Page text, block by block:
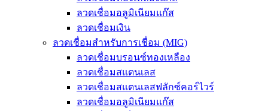
ลวดเชื่อมอลูมิเนียมแก๊ส
ลวดเชื่อมเงิน
ลวดเชื่อมสำหรับการเชื่อม (MIG)
ลวดเชื่อมบรอนซ์ทองเหลือง
ลวดเชื่อมสแตนเลส
ลวดเชื่อมสแตนเลสฟลักซ์คอร์ไวร์
ลวดเชื่อมอลูมิเนียมแก๊ส